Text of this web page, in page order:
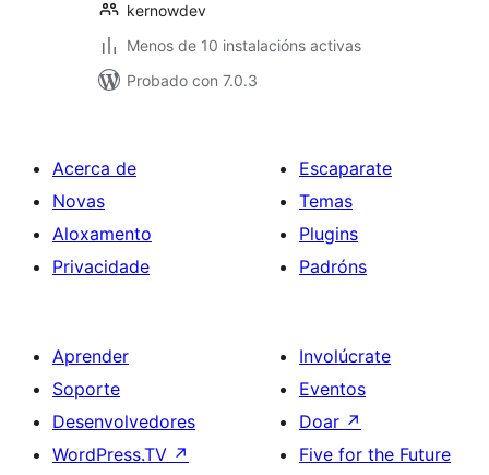
kernowdev
Menos de 10 instalacións activas
Probado con 7.0.3
Acerca de
Novas
Aloxamento
Privacidade
Escaparate
Temas
Plugins
Padróns
Aprender
Soporte
Desenvolvedores
WordPress.TV ↗
Involúcrate
Eventos
Doar ↗
Five for the Future